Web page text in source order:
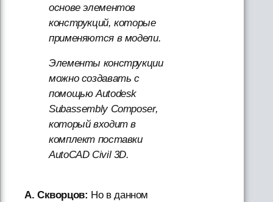
основе элементов
конструкций, которые
применяются в модели.
Элементы конструкции
можно создавать с
помощью Autodesk
Subassembly Composer,
который входит в
комплект поставки
AutoCAD Civil 3D.
А. Скворцов: Но в данном